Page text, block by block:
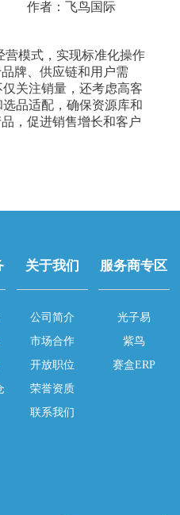
作者：飞鸟国际
营模式，实现标准化操作
牌、供应链和用户需
关注销量，还考虑高客
品适配，确保资源库和
，促进销售增长和客户
关于我们
公司简介
市场合作
开放职位
荣誉资质
联系我们
服务商专区
光子易
紫鸟
赛盒ERP